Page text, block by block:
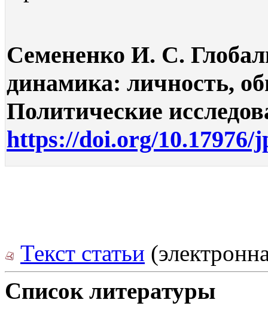
Семененко И. С.
динамика: личность,
Политические
https://doi.org/10.17976/
Текст статьи
Список литературы